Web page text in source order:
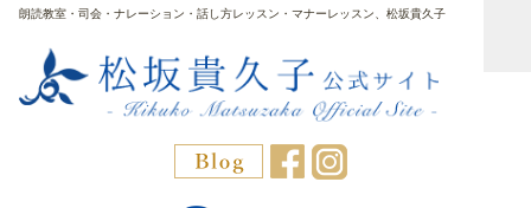
朗読教室・司会・ナレーション・話し方レッスン・マナーレッスン、松坂貴久子